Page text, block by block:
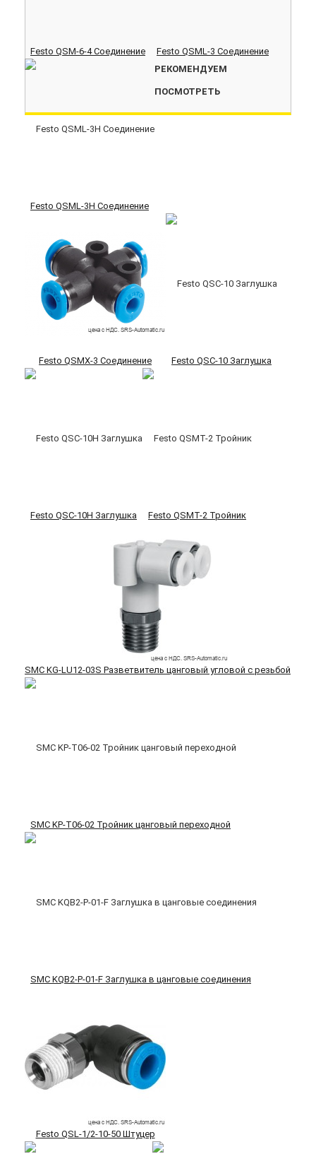
Festo QSM-6-4 Соединение Festo QSML-3 Соединение
Festo QSML-3H Соединение
Festo QSMX-3 Соединение Festo QSC-10 Заглушка
Festo QSC-10H Заглушка Festo QSMT-2 Тройник
SMC KG-LU12-03S Разветвитель цанговый угловой с резьбой
SMC KP-T06-02 Тройник цанговый переходной
SMC KQB2-P-01-F Заглушка в цанговые соединения
Festo QSL-1/2-10-50 Штуцер
РЕКОМЕНДУЕМ
ПОСМОТРЕТЬ